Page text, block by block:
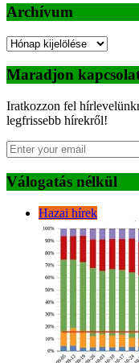
Archívum
Archívum
Maradjon
Iratkozzon fel
legfrissebb hírekről!
Válogatás nélkül
Hazai hírek